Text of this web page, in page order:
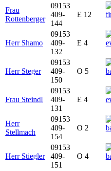
Frau
Rottenberger
09153
409-
144
E 12
Herr Shamo
09153
409-
132
E 4
Herr Steger
09153
409-
150
O 5
Frau Steindl
09153
409-
131
E 4
Herr
Stellmach
09153
409-
154
O 2
Herr Stiegler
09153
409-
151
O 4